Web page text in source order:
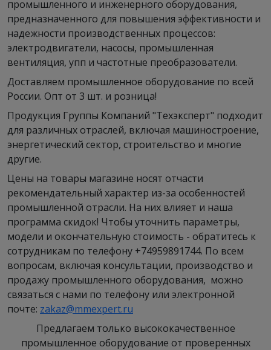
промышленного и инженерного оборудования,
предназначенного для повышения эффективности и
надежности производственных процессов:
электродвигатели, насосы, промышленная
вентиляция, упп и частотные преобразователи.
Доставляем промышленное оборудование по всей
России. Опт от 3 шт. и розница!
Продукция Группы Компаний "Техэксперт" подходит
для различных отраслей, включая машиностроение,
энергетический сектор, строительство и многие
другие.
Цены на товары магазине носят отчасти
рекомендательный характер из-за особенностей
промышленной отрасли. На них влияет и наша
программа скидок! Чтобы уточнить параметры,
модели и окончательную стоимость - обратитесь к
сотрудникам по телефону +74959891744. По всем
вопросам, включая консультации, производство и
продажу промышленного оборудования, можно
связаться с нами по телефону или электронной
почте: zakaz@mmexpert.ru
Предлагаем только высококачественное
промышленное оборудование от проверенных